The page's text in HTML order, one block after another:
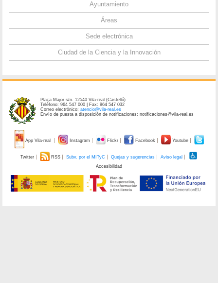
Ayuntamiento
Áreas
Sede electrónica
Ciudad de la Ciencia y la Innovación
Plaça Major s/n. 12540 Vila-real (Castelló)
Teléfono: 964 547 000 | Fax: 964 547 032
Correo electrónico:atencio@vila-real.es
Envío de puesta a disposición de notificaciones: notificaciones@vila-real.es
App Vila-real Instagram Flickr Facebook Youtube
Twitter RSS Subv. por el MITyC Quejas y sugerencias
Aviso legal
Accesibilidad